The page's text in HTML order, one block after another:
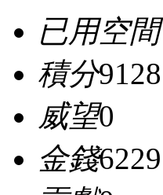
已用空間
積分9128
威望0
金錢6229